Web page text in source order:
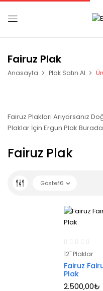
Fairuz Plak
Anasayfa Plak Satın Al
Fairuz Plakları Arıyorsanız
Plaklar İçin Ergun Plak
Fairuz Plak
Göster16
12" Plaklar
Fairuz
Plak
2.500,00₺